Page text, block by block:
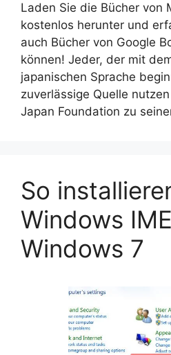
Laden Sie die Bücher von
kostenlos herunter und
auch Bücher von Google
können! Jeder, der mit
japanischen Sprache
zuverlässige Quelle
Japan Foundation zu
So
Windows
Windows 7